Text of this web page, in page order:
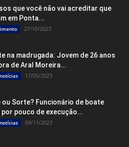
que você não vai acreditar que
em Ponta...
27/10/2023
na madrugada: Jovem de 26 anos
de Aral Moreira...
17/05/2023
ou Sorte? Funcionário de boate
por pouco de execução...
04/11/2023